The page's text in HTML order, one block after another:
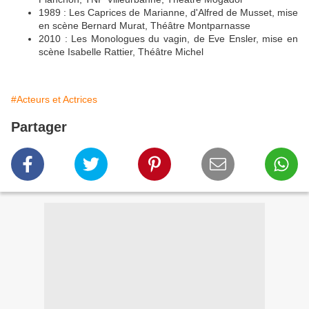
1989 : Les Caprices de Marianne, d'Alfred de Musset, mise
en scène Bernard Murat, Théâtre Montparnasse
2010 : Les Monologues du vagin, de Eve Ensler, mise en
scène Isabelle Rattier, Théâtre Michel
#Acteurs et Actrices
Partager